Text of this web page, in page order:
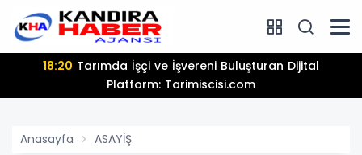
18:20
Platform: Tarimiscisi.com
Anasayfa ASAYİŞ